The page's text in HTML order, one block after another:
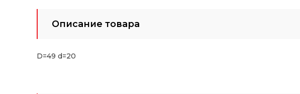
Описание товара
D=49 d=20